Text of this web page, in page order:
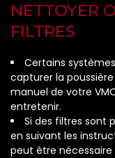
NETTOYER
FILTRES
Certains
capturer la
manuel de votre
entretenir.
Si des filtres sont
en suivant les
peut être